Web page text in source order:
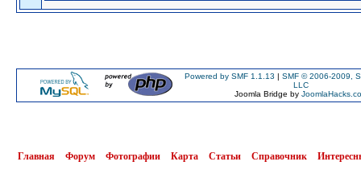
Powered by SMF 1.1.13 | SMF © 2006-2009,
LLC
Joomla Bridge by
Главная Форум Фотографии Карта Статьи Справочник